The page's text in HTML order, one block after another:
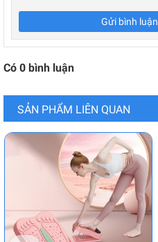
Gửi bình luận
Có 0 bình luận
SẢN PHẨM LIÊN QUAN